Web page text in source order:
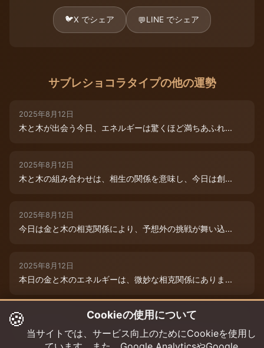
🐦X でシェア 💬LINE でシェア
サブレショコラタイプの他の運勢
2025年8月12日
木と木が出会う今日、エネルギーは驚くほど満ちあふれ...
2025年8月12日
木と木の組み合わせは、相生の関係を意味し、今日は創...
2025年8月12日
今日は金と木の相克関係により、予想外の挑戦が舞い込...
2025年8月12日
本日の金と木のエネルギーは、微妙な相克関係にありま...
2025年8月9日
木と木が寄り添う今日、あなたの創造性は最高潮に達し...
🍪 Cookieの使用について
当サイトでは、サービス向上のためにCookieを使用し